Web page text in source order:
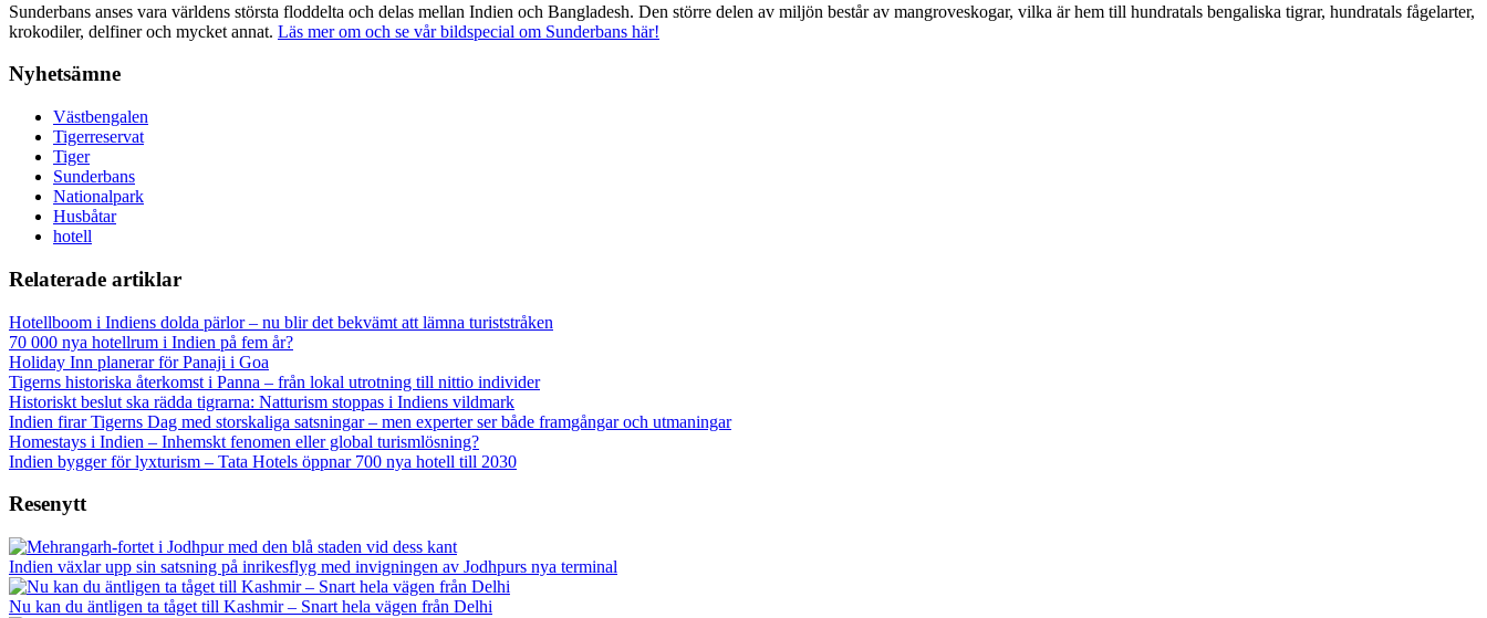
Sunderbans anses vara världens största floddelta och delas mellan Indien och Bangladesh. Den större delen av miljön består av mangroveskogar, vilka är hem till hundratals bengaliska tigrar, hundratals fågelarter,
krokodiler, delfiner och mycket annat. Läs mer om och se vår bildspecial om Sunderbans här!
Nyhetsämne
Västbengalen
Tigerreservat
Tiger
Sunderbans
Nationalpark
Husbåtar
hotell
Relaterade artiklar
Hotellboom i Indiens dolda pärlor – nu blir det bekvämt att lämna turiststråken
70 000 nya hotellrum i Indien på fem år?
Holiday Inn planerar för Panaji i Goa
Tigerns historiska återkomst i Panna – från lokal utrotning till nittio individer
Historiskt beslut ska rädda tigrarna: Natturism stoppas i Indiens vildmark
Indien firar Tigerns Dag med storskaliga satsningar – men experter ser både framgångar och utmaningar
Homestays i Indien – Inhemskt fenomen eller global turismlösning?
Indien bygger för lyxturism – Tata Hotels öppnar 700 nya hotell till 2030
Resenytt
Indien växlar upp sin satsning på inrikesflyg med invigningen av Jodhpurs nya terminal
Nu kan du äntligen ta tåget till Kashmir – Snart hela vägen från Delhi